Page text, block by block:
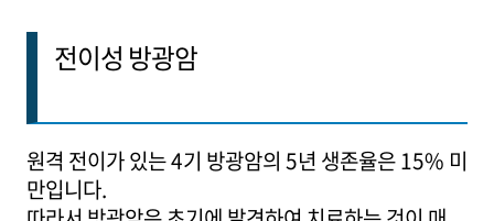
전이성 방광암
원격 전이가 있는 4기 방광암의 5년 생존율은 15% 미
만입니다.